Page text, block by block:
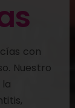
con
Nuestro